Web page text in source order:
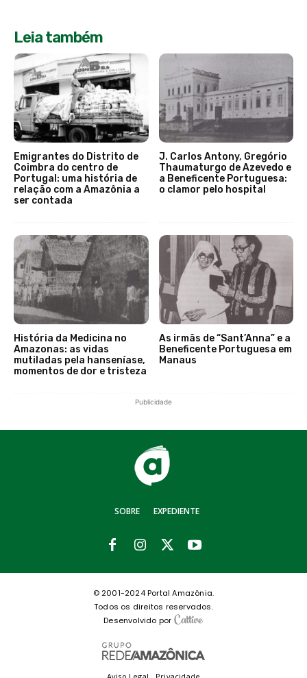
Leia também
Emigrantes do Distrito de
Coimbra do centro de
Portugal: uma história de
relação com a Amazônia a
ser contada
J. Carlos Antony, Gregório
Thaumaturgo de Azevedo e
a Beneficente Portuguesa:
o clamor pelo hospital
História da Medicina no
Amazonas: as vidas
mutiladas pela hanseníase,
momentos de dor e tristeza
As irmãs de “Sant’Anna” e a
Beneficente Portuguesa em
Manaus
Publicidade
SOBRE EXPEDIENTE
© 2001-2024 Portal Amazônia.
Todos os direitos reservados.
Desenvolvido por